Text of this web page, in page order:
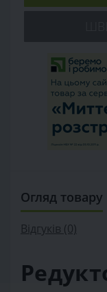
Огляд товару
Відгуків (0)